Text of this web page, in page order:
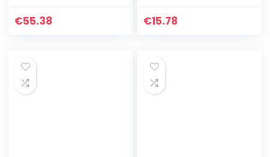
voor auto…
€55.38 €15.78